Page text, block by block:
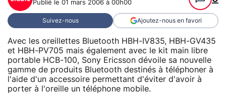
Publié le 01 mars 2006 à 00h00
Suivez-nous Ajoutez-nous en favori
Avec les oreillettes Bluetooth HBH-IV835, HBH-GV435
et HBH-PV705 mais également avec le kit main libre
portable HCB-100, Sony Ericsson dévoile sa nouvelle
gamme de produits Bluetooth destinés à téléphoner à
l'aide d'un accessoire permettant d'éviter d'avoir à
porter à l'oreille un téléphone mobile.